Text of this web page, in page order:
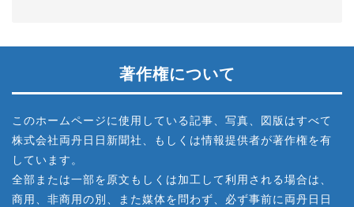
著作権について
このホームページに使用している記事、写真、図版はすべて
株式会社両丹日日新聞社、もしくは情報提供者が著作権を有
しています。
全部または一部を原文もしくは加工して利用される場合は、
商用、非商用の別、また媒体を問わず、必ず事前に両丹日日